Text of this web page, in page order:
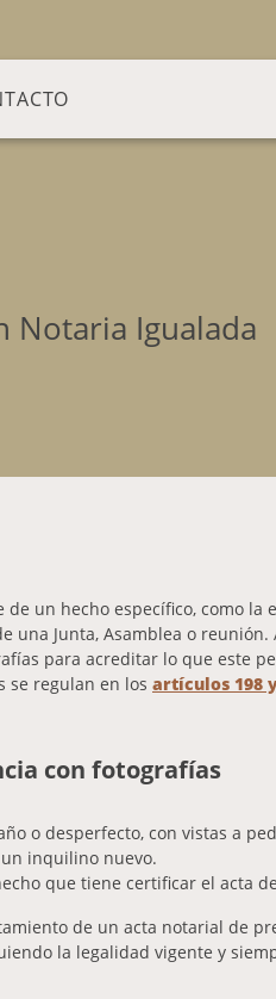
Notaria Igualada
un hecho específico, como la
Junta, Asamblea o
para acreditar lo que este
se regulan en los artículos 198
con fotografías
o desperfecto, con vistas a
inquilino nuevo.
que tiene certificar el acta
de un acta notarial de
la legalidad vigente y